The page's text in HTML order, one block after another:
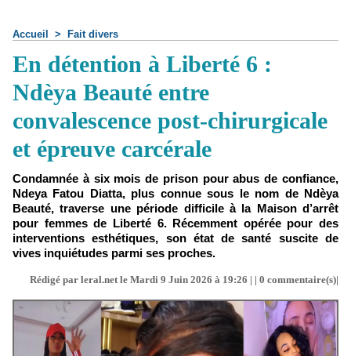
Accueil > Fait divers
En détention à Liberté 6 :
Ndèya Beauté entre
convalescence post-chirurgicale
et épreuve carcérale
Condamnée à six mois de prison pour abus de confiance,
Ndeya Fatou Diatta, plus connue sous le nom de Ndèya
Beauté, traverse une période difficile à la Maison d’arrêt
pour femmes de Liberté 6. Récemment opérée pour des
interventions esthétiques, son état de santé suscite de
vives inquiétudes parmi ses proches.
Rédigé par leral.net le Mardi 9 Juin 2026 à 19:26 | | 0 commentaire(s)|